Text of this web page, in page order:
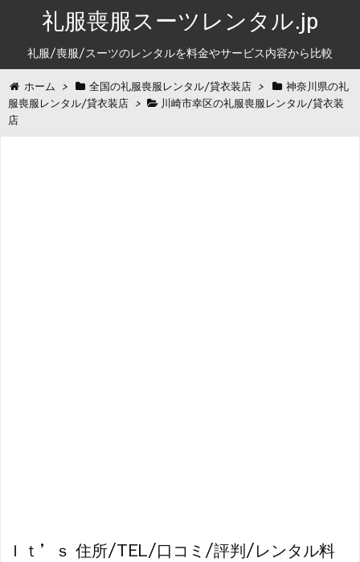
礼服喪服スーツレンタル.jp
礼服/喪服/スーツのレンタルを料金やサービス内容から比較
ホーム > 全国の礼服喪服レンタル/貸衣装店 >
神奈川県の礼
服喪服レンタル/貸衣装店 >
川崎市幸区の礼服喪服レンタル/貸衣装
店
Ｉｔ’ｓ 住所/TEL/口コミ/評判/レンタル料